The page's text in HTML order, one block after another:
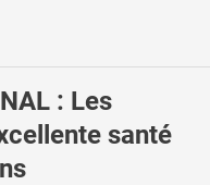
: Les
santé